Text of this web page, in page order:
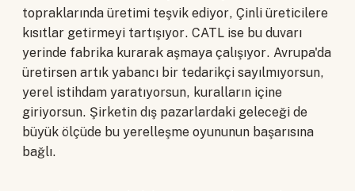
topraklarında üretimi teşvik ediyor, Çinli üreticilere
kısıtlar getirmeyi tartışıyor. CATL ise bu duvarı
yerinde fabrika kurarak aşmaya çalışıyor. Avrupa'da
üretirsen artık yabancı bir tedarikçi sayılmıyorsun,
yerel istihdam yaratıyorsun, kuralların içine
giriyorsun. Şirketin dış pazarlardaki geleceği de
büyük ölçüde bu yerelleşme oyununun başarısına
bağlı.